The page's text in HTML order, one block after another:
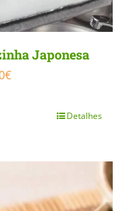
Japonesa
€
Detalhes